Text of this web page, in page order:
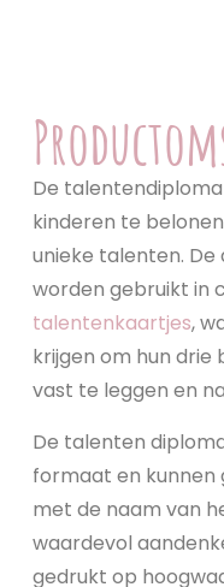
De
kinderen te
unieke talenten.
worden gebruikt in
talentenkaartjes,
krijgen om hun
vast te leggen en
De talenten
formaat en kunnen
met de naam van
waardevol
gedrukt op